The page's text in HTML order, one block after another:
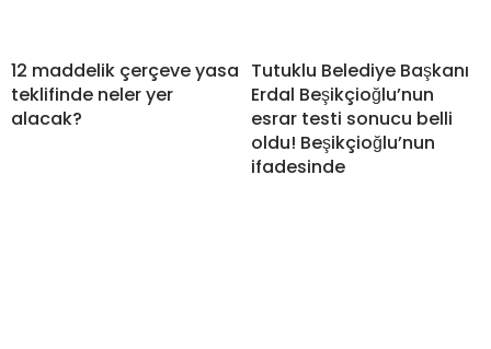
12 maddelik çerçeve yasa
teklifinde neler yer
alacak?
Tutuklu Belediye Başkanı
Erdal Beşikçioğlu’nun
esrar testi sonucu belli
oldu! Beşikçioğlu’nun
ifadesinde